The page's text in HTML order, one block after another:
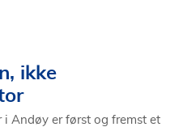
ikke
i Andøy er først og fremst et